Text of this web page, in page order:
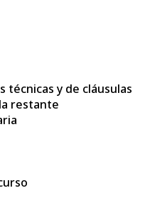
técnicas y de cláusulas
restante